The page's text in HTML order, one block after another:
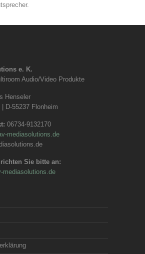
e. K.
Audio/Video Produkte
Henseler
D-55237 Flonheim
06734-9132170
mediasolutions.de
Sie bitte an:
mediasolutions.de